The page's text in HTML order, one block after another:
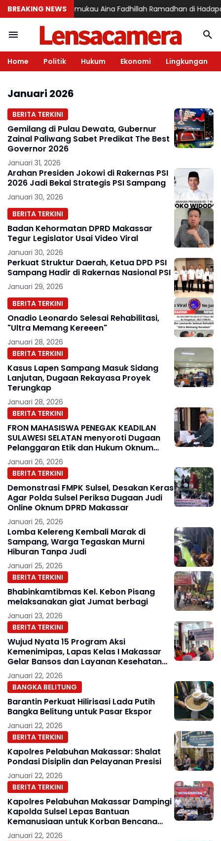
BREAKING NEWS
Aksi Memukau Aina Fadhillah Ramadhan di Hadapan
Home Politik Hukum Ekonomi Lingkungan
Januari 2026
BERITA TERKINI
Gemilang di Pulau Dewata, Gubernur
Zainal Paliwang Sabet Predikat The Best
Governor 2026
Januari 31, 2026
Arahan Presiden Jokowi di Rakernas PSI
2026 Jadi Bekal Strategis PSI Sampang
Januari 30, 2026
BERITA TERKINI
Badan Kehormatan DPRD Makassar
Tegur Legislator Usai Video Viral
Januari 30, 2026
Perkuat Struktur Daerah, Ketua DPD PSI
Sampang Hadir di Rakernas Nasional PSI
Januari 29, 2026
BERITA TERKINI
Onadio Leonardo Selesai Rehabilitasi,
"Ultra Memang Kereeen"
Januari 28, 2026
BERITA TERKINI
Kasus Lapen Sampang Masuk Sidang
Lanjutan, Dugaan Rekayasa Proyek
Terungkap
Januari 28, 2026
BERITA TERKINI
FRON MAHASISWA PENEGAK KEADILAN
SULAWESI SELATAN menyoroti Dugaan
Pelanggaran Etik dan Hukum Oknum
Anggota DPRD Kota Makassar
Januari 26, 2026
BERITA TERKINI
Demonstrasi FMPK Sulsel, Desakan Keras
Agar Polda Sulsel Periksa Dugaan Judi
Online Oknum DPRD Makassar
Januari 26, 2026
Lomba Kelereng Kembali Marak di
Sampang, Warga Tegaskan Murni
Hiburan Tanpa Judi
Januari 25, 2026
BERITA TERKINI
Bhabinkamtibmas Kel. Kebon Pisang
melaksanakan giat Jumat berbagi
Januari 23, 2026
BERITA TERKINI
Wujud Nyata 15 Program Aksi
Kemenimipas, Lapas Kelas I Makassar
Gelar Bansos dan Layanan Kesehatan
Gratis
Januari 22, 2026
BANGKA BELITUNG
Barantin Perkuat Hilirisasi Lada Putih
Bangka Belitung untuk Pasar Ekspor
Januari 22, 2026
BERITA TERKINI
Kapolres Pelabuhan Makassar: Shalat
Pondasi Disiplin dan Pelayanan Presisi
Januari 22, 2026
BERITA TERKINI
Kapolres Pelabuhan Makassar Dampingi
Kapolda Sulsel Lepas Bantuan
Kemanusiaan untuk Korban Bencana
Alam di Aceh
Januari 22, 2026